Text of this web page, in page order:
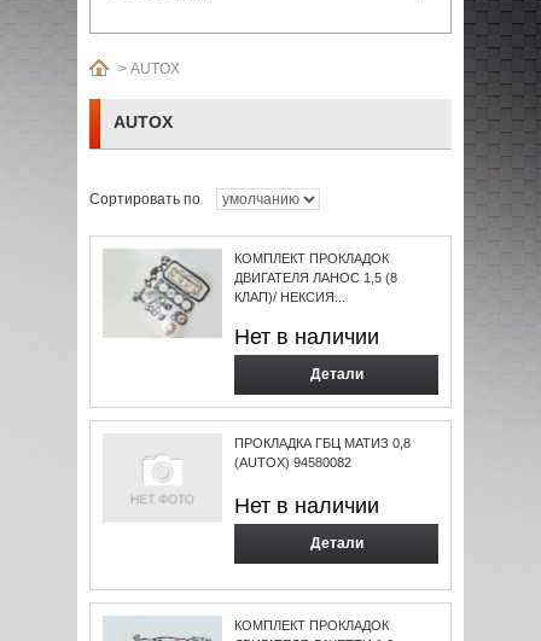
> AUTOX
AUTOX
Сортировать по
КОМПЛЕКТ ПРОКЛАДОК
ДВИГАТЕЛЯ ЛАНОС 1,5 (8
КЛАП)/ НЕКСИЯ...
Нет в наличии
Детали
ПРОКЛАДКА ГБЦ МАТИЗ 0,8
(AUTOX) 94580082
Нет в наличии
Детали
КОМПЛЕКТ ПРОКЛАДОК